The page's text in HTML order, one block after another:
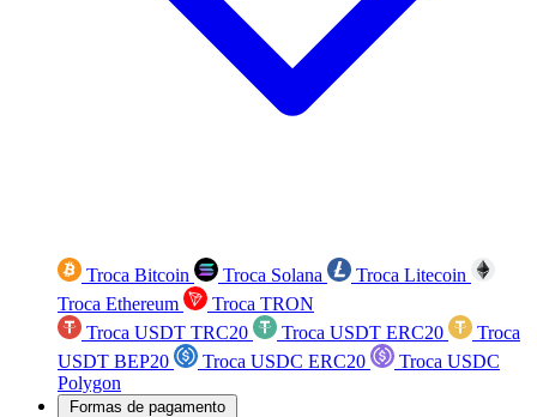
Troca Bitcoin Troca Solana
Troca Litecoin
Troca Ethereum
Troca TRON
Troca USDT TRC20
Troca USDT ERC20
Troca
USDT BEP20
Troca USDC ERC20
Troca USDC
Polygon
Formas de pagamento